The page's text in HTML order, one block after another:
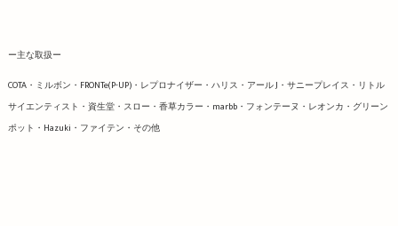
ー主な取扱ー
COTA・ミルボン・FRONTe(P-UP)・レプロナイザー・ハリス・アール J・サニープレイス・リトル
サイエンティスト・資生堂・スロー・香草カラー・marbb・フォンテーヌ・レオンカ・グリーン
ポット・Hazuki・ファイテン・その他